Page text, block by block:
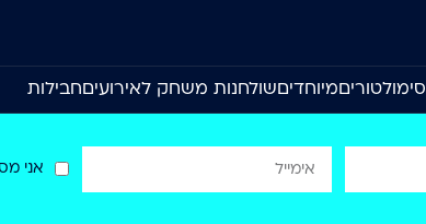
סימולטוריםמיוחדיםשולחנות משחק לאירועיםחבילות
אני